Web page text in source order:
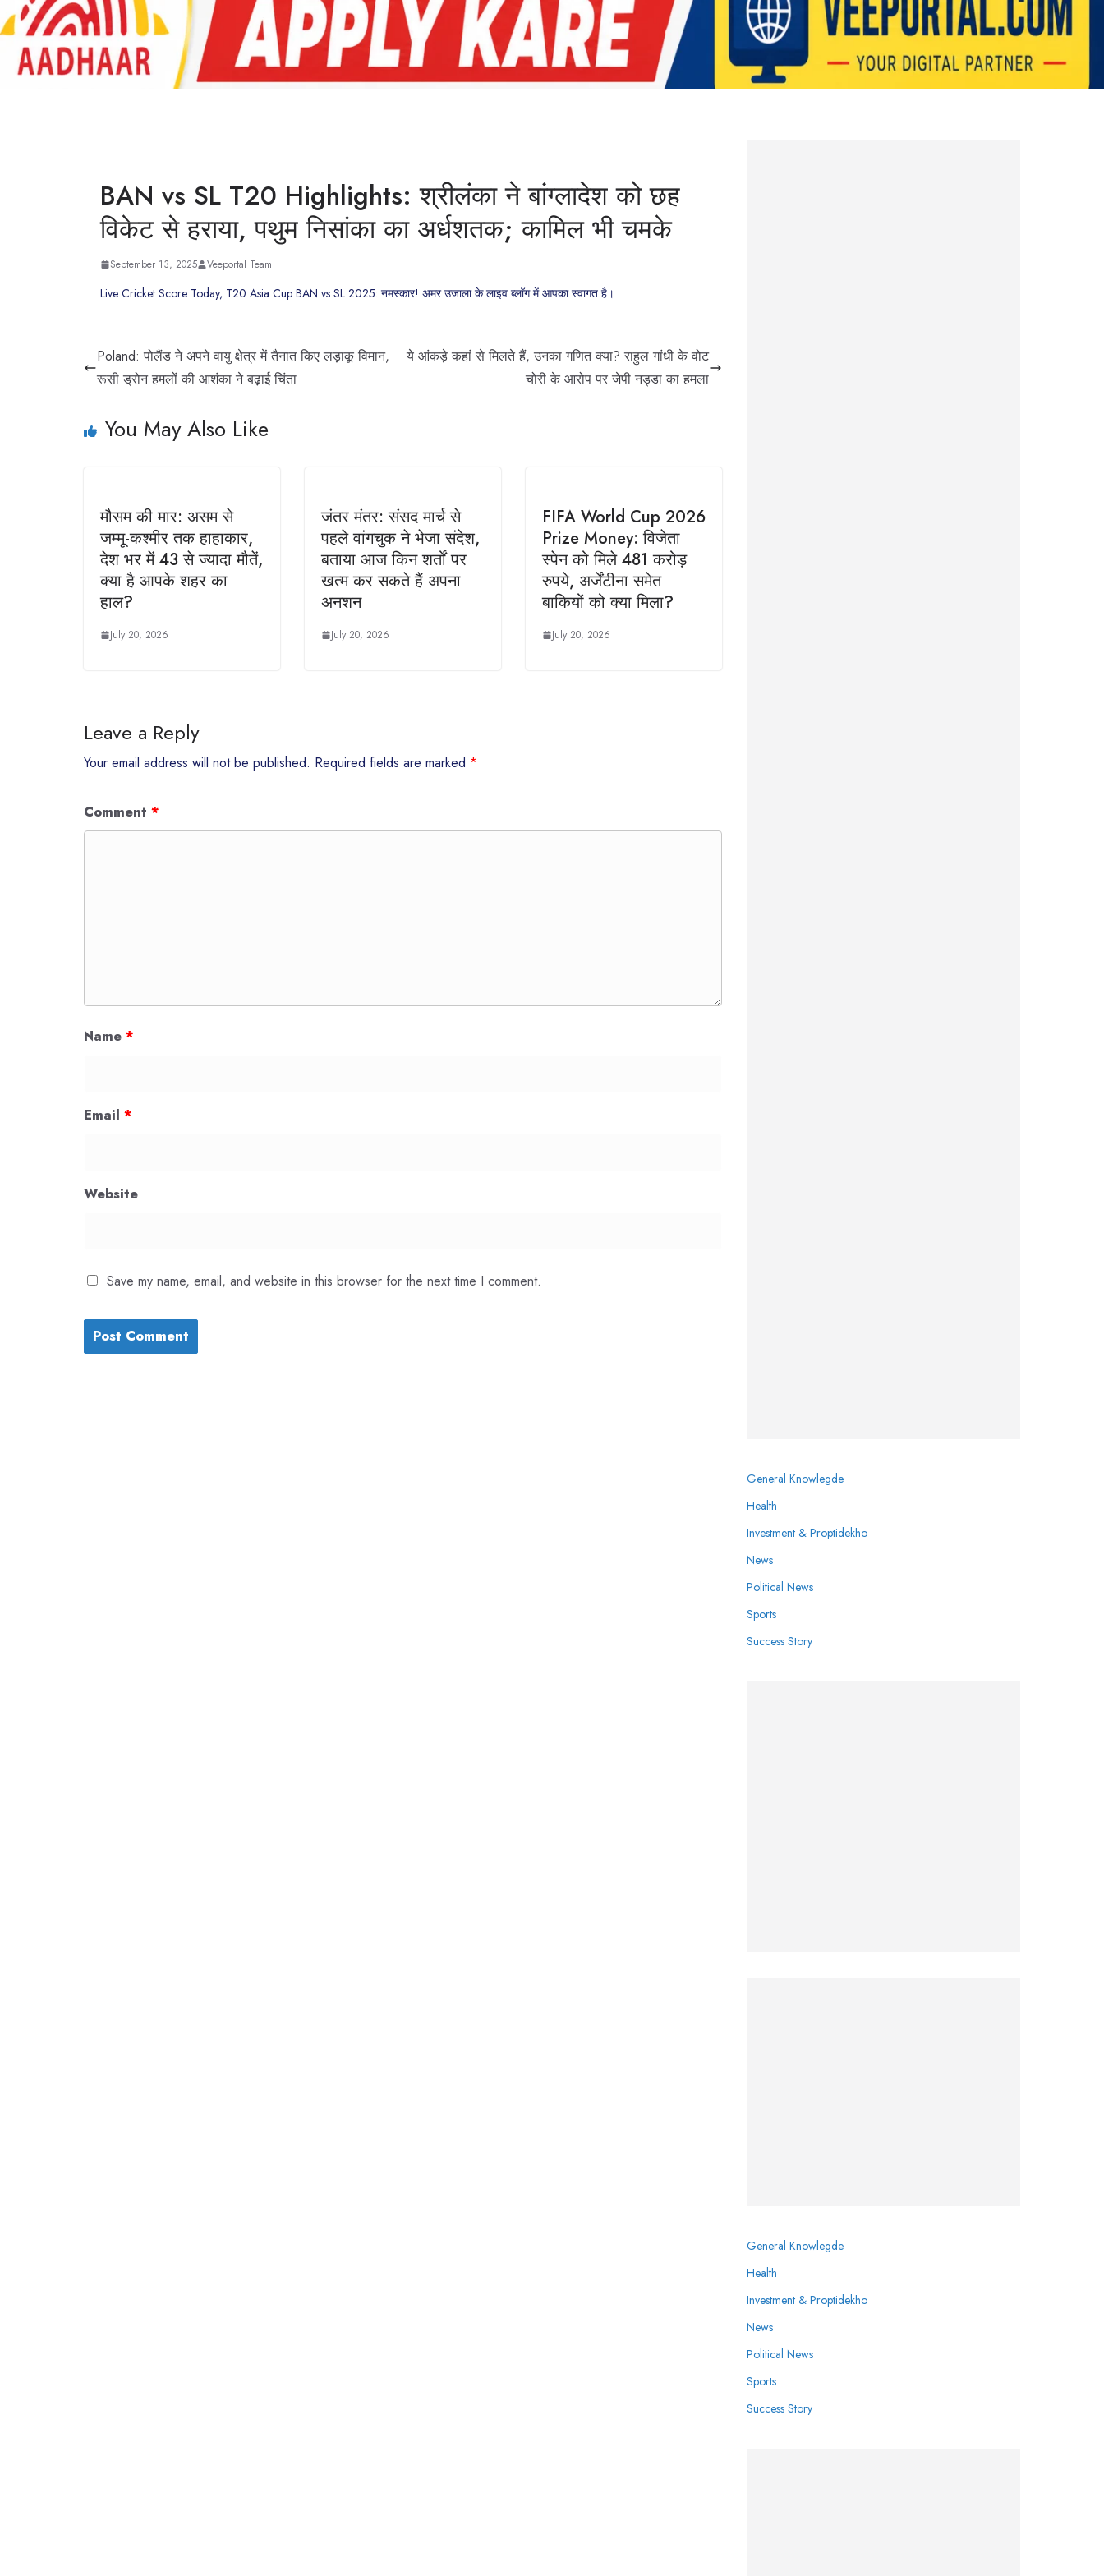
BAN vs SL T20 Highlights: श्रीलंका ने बांग्लादेश को छह
विकेट से हराया, पथुम निसांका का अर्धशतक; कामिल भी चमके
September 13, 2025 Veeportal Team
Live Cricket Score Today, T20 Asia Cup BAN vs SL 2025: नमस्कार! अमर उजाला के लाइव ब्लॉग में आपका स्वागत है।
Poland: पोलैंड ने अपने वायु क्षेत्र में तैनात किए लड़ाकू विमान,
रूसी ड्रोन हमलों की आशंका ने बढ़ाई चिंता
ये आंकड़े कहां से मिलते हैं, उनका गणित क्या? राहुल गांधी के वोट
चोरी के आरोप पर जेपी नड्डा का हमला
You May Also Like
मौसम की मार: असम से
जम्मू-कश्मीर तक हाहाकार,
देश भर में 43 से ज्यादा मौतें,
क्या है आपके शहर का
हाल?
July 20, 2026
जंतर मंतर: संसद मार्च से
पहले वांगचुक ने भेजा संदेश,
बताया आज किन शर्तों पर
खत्म कर सकते हैं अपना
अनशन
July 20, 2026
FIFA World Cup 2026
Prize Money: विजेता
स्पेन को मिले 481 करोड़
रुपये, अर्जेंटीना समेत
बाकियों को क्या मिला?
July 20, 2026
Leave a Reply
Your email address will not be published. Required fields are marked *
Comment *
Name *
Email *
Website
Save my name, email, and website in this browser for the next time I comment.
General Knowlegde
Health
Investment & Proptidekho
News
Political News
Sports
Success Story
General Knowlegde
Health
Investment & Proptidekho
News
Political News
Sports
Success Story